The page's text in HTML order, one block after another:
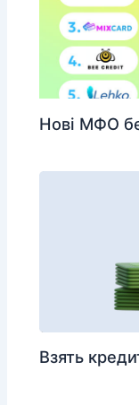
Нові МФО
Взять